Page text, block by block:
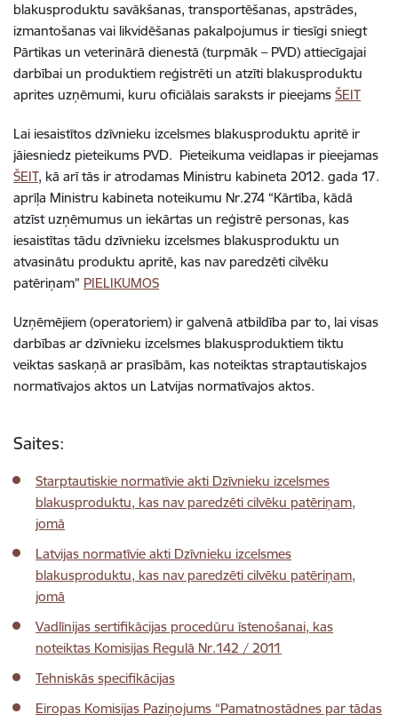
blakusproduktu savākšanas, transportēšanas, apstrādes,
izmantošanas vai likvidēšanas pakalpojumus ir tiesīgi sniegt
Pārtikas un veterinārā dienestā (turpmāk – PVD) attiecīgajai
darbībai un produktiem reģistrēti un atzīti blakusproduktu
aprites uzņēmumi, kuru oficiālais saraksts ir pieejams ŠEIT
Lai iesaistītos dzīvnieku izcelsmes blakusproduktu apritē ir
jāiesniedz pieteikums PVD. Pieteikuma veidlapas ir pieejamas
ŠEIT, kā arī tās ir atrodamas Ministru kabineta 2012. gada 17.
aprīļa Ministru kabineta noteikumu Nr.274 “Kārtība, kādā
atzīst uzņēmumus un iekārtas un reģistrē personas, kas
iesaistītas tādu dzīvnieku izcelsmes blakusproduktu un
atvasinātu produktu apritē, kas nav paredzēti cilvēku
patēriņam” PIELIKUMOS
Uzņēmējiem (operatoriem) ir galvenā atbildība par to, lai visas
darbības ar dzīvnieku izcelsmes blakusproduktiem tiktu
veiktas saskaņā ar prasībām, kas noteiktas straptautiskajos
normatīvajos aktos un Latvijas normatīvajos aktos.
Saites:
Starptautiskie normatīvie akti Dzīvnieku izcelsmes
blakusproduktu, kas nav paredzēti cilvēku patēriņam,
jomā
Latvijas normatīvie akti Dzīvnieku izcelsmes
blakusproduktu, kas nav paredzēti cilvēku patēriņam,
jomā
Vadlīnijas sertifikācijas procedūru īstenošanai, kas
noteiktas Komisijas Regulā Nr.142 / 2011
Tehniskās specifikācijas
Eiropas Komisijas Paziņojums “Pamatnostādnes par tādas